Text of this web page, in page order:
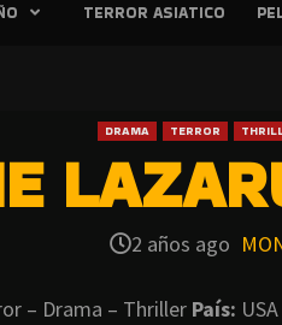
TERROR ASIATICO
DRAMA TERROR
2 años ago
– Drama – Thriller País: USA